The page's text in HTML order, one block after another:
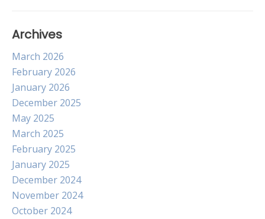
Archives
March 2026
February 2026
January 2026
December 2025
May 2025
March 2025
February 2025
January 2025
December 2024
November 2024
October 2024